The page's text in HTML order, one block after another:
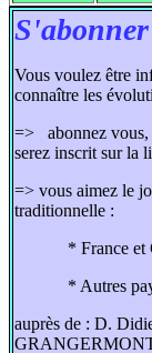
S'abonner
Vous voulez être
connaître les
=> abonnez vous,
serez inscrit sur la
=> vous aimez le
traditionnelle :
* France et
* Autres pays :
auprès de : D.